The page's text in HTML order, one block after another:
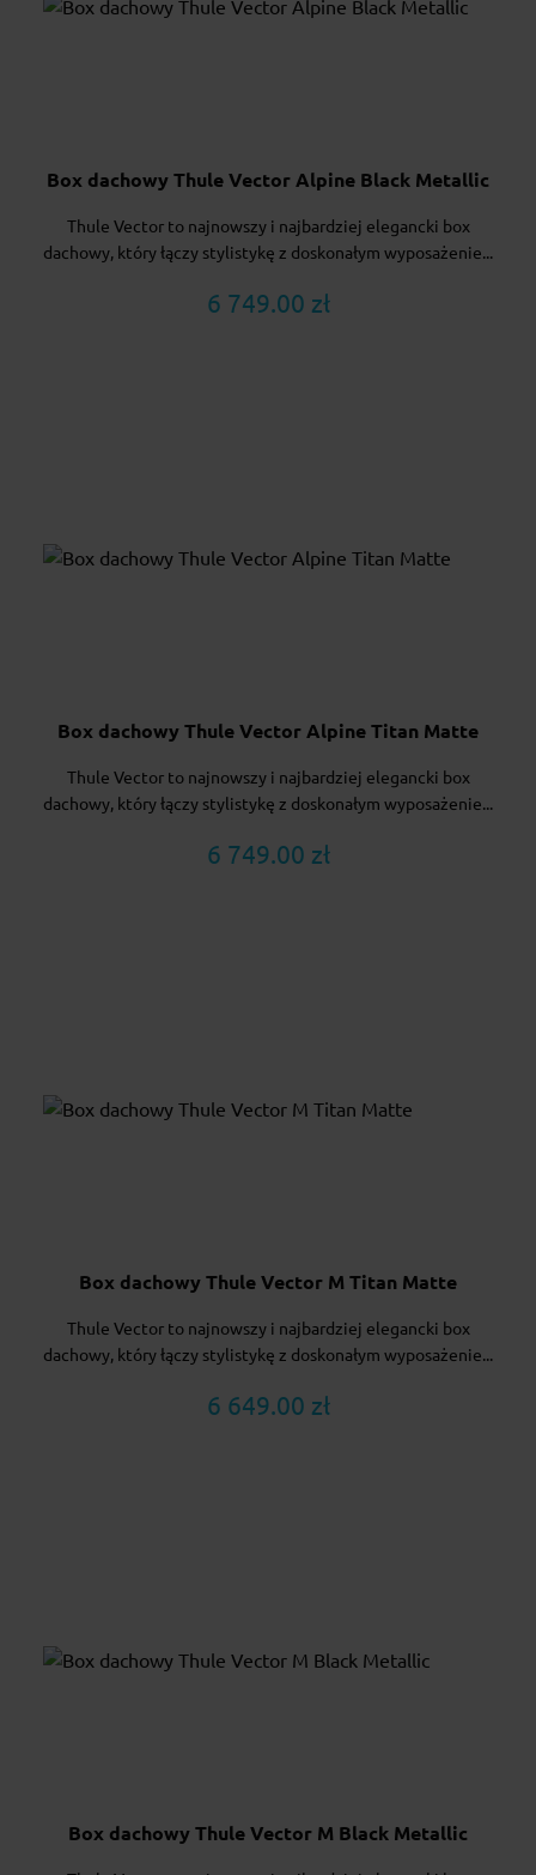
Box dachowy Thule Vector Alpine Black Metallic
Thule Vector to najnowszy i najbardziej elegancki box
dachowy, który łączy stylistykę z doskonałym wyposażenie...
6 749.00 zł
Box dachowy Thule Vector Alpine Titan Matte
Thule Vector to najnowszy i najbardziej elegancki box
dachowy, który łączy stylistykę z doskonałym wyposażenie...
6 749.00 zł
Box dachowy Thule Vector M Titan Matte
Thule Vector to najnowszy i najbardziej elegancki box
dachowy, który łączy stylistykę z doskonałym wyposażenie...
6 649.00 zł
Box dachowy Thule Vector M Black Metallic